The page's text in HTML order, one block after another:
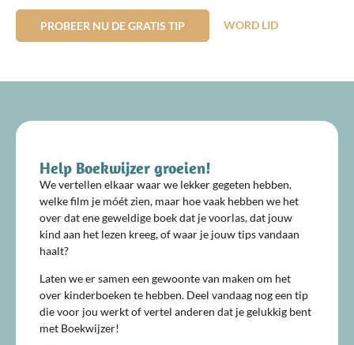
PROBEER NU DE GRATIS TIP WORD LID
Help Boekwijzer groeien!
We vertellen elkaar waar we lekker gegeten hebben,
welke film je móét zien, maar hoe vaak hebben we het
over dat ene geweldige boek dat je voorlas, dat jouw
kind aan het lezen kreeg, of waar je jouw tips vandaan
haalt?
Laten we er samen een gewoonte van maken om het
over kinderboeken te hebben. Deel vandaag nog een tip
die voor jou werkt of vertel anderen dat je gelukkig bent
met Boekwijzer!